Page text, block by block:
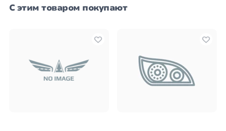
С этим товаром покупают